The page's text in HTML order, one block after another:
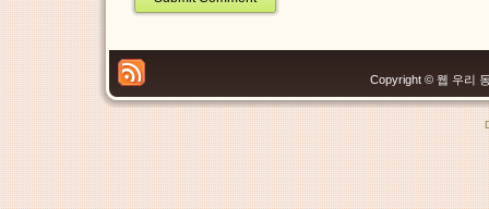
Copyright © 웹 우리